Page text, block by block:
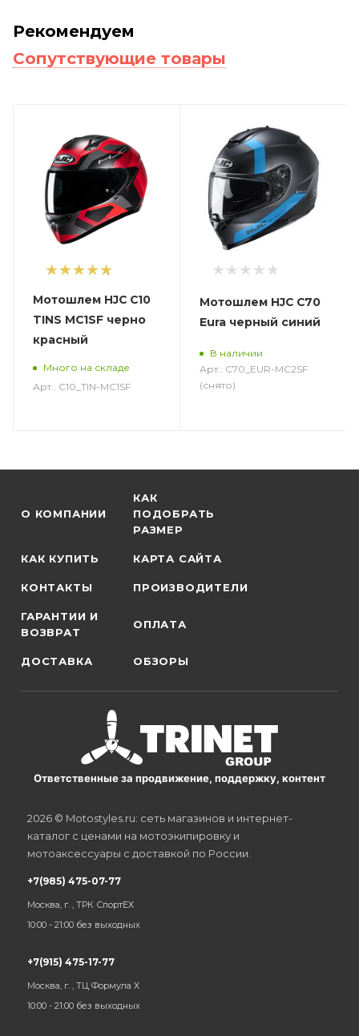
Рекомендуем
Сопутствующие товары
1
Мотошлем HJC C10
TINS MC1SF черно
красный
Много на складе
Арт.: C10_TIN-MC1SF
Мотошлем HJC C70
Eura черный синий
В наличии
Арт.: C70_EUR-MC2SF
(снято)
О КОМПАНИИ
КАК
ПОДОБРАТЬ
РАЗМЕР
КАК КУПИТЬ КАРТА САЙТА
КОНТАКТЫ ПРОИЗВОДИТЕЛИ
ГАРАНТИИ И
ВОЗВРАТ
ОПЛАТА
ДОСТАВКА ОБЗОРЫ
Ответственные за продвижение, поддержку, контент
2026 © Motostyles.ru: сеть магазинов и интернет-
каталог с ценами на мотоэкипировку и
мотоаксессуары с доставкой по России.
+7(985) 475-07-77
Москва, г. , ТРК СпортЕХ
10:00 - 21:00 без выходных
+7(915) 475-17-77
Москва, г. , ТЦ Формула Х
10:00 - 21:00 без выходных